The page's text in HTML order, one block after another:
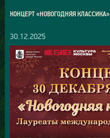
КОНЦЕРТ «НОВОГОДНЯЯ КЛАССИКА»
30.12.2025